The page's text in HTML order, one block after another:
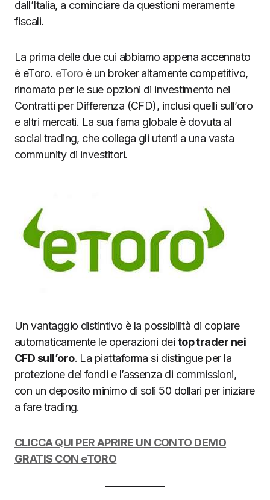
dall’Italia, a cominciare da questioni meramente
fiscali.
La prima delle due cui abbiamo appena accennato
è eToro. eToro è un broker altamente competitivo,
rinomato per le sue opzioni di investimento nei
Contratti per Differenza (CFD), inclusi quelli sull’oro
e altri mercati. La sua fama globale è dovuta al
social trading, che collega gli utenti a una vasta
community di investitori.
Un vantaggio distintivo è la possibilità di copiare
automaticamente le operazioni dei top trader nei
CFD sull’oro. La piattaforma si distingue per la
protezione dei fondi e l’assenza di commissioni,
con un deposito minimo di soli 50 dollari per iniziare
a fare trading.
CLICCA QUI PER APRIRE UN CONTO DEMO
GRATIS CON eTORO